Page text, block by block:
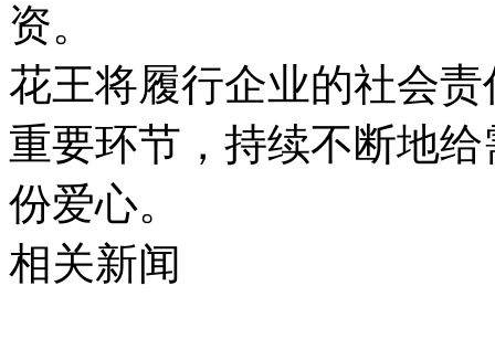
资。
花王将履行企业的社会
重要环节，持续不断地
份爱心。
相关新闻